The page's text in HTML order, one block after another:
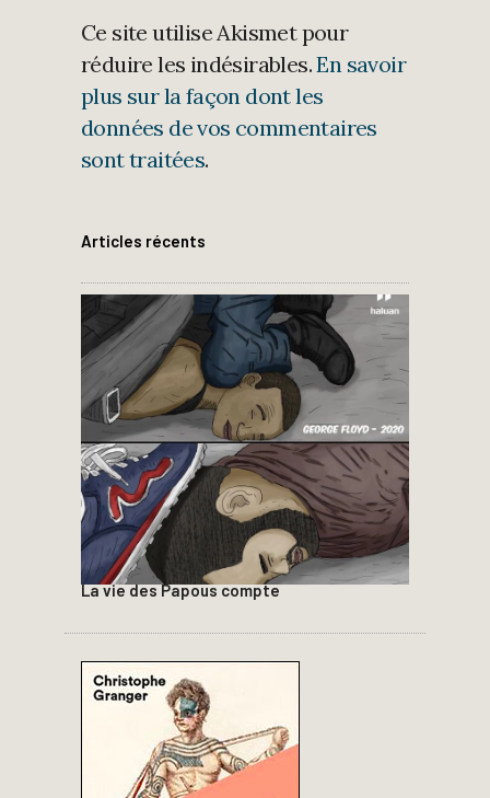
Ce site utilise Akismet pour
réduire les indésirables.En savoir
plus sur la façon dont les
données de vos commentaires
sont traitées.
Articles récents
La vie des Papous compte